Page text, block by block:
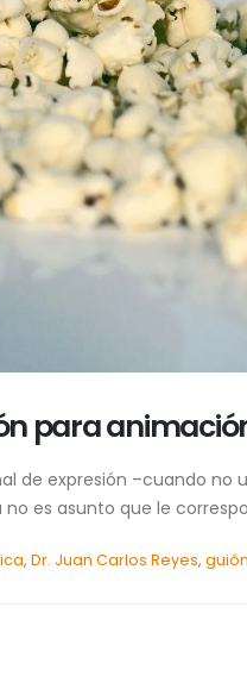
para
de expresión –cuando
es asunto que le
,Dr. Juan Carlos Reyes,